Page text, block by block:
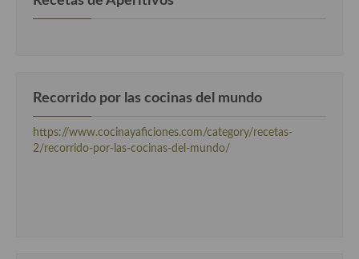
Cocina Danesa
Cocina de Ucrania
Cocina Eslovena
Recorrido por las cocinas del mundo
https://www.cocinayaficiones.com/category/recetas-
2/recorrido-por-las-cocinas-del-mundo/